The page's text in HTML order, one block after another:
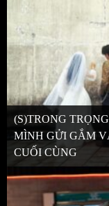
(S)TRONG
MÌNH GỬI GẮM
CUỐI CÙNG